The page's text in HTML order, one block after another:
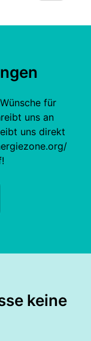
für
uns an
uns direkt
keine